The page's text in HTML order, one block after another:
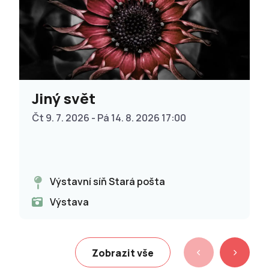
Jiný svět
Čt 9. 7. 2026 - Pá 14. 8. 2026 17:00
Výstavní síň Stará pošta
Výstava
Zobrazit vše